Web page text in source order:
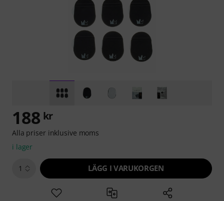
188 kr
Alla priser inklusive moms
i lager
1 LÄGG I VARUKORGEN